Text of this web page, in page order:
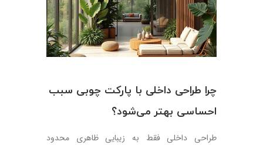
چرا طراحی داخلی با پارکت چوبی سبب
احساسی بهتر می‌شود؟
طراحی داخلی فقط به زیبایی ظاهری محدود